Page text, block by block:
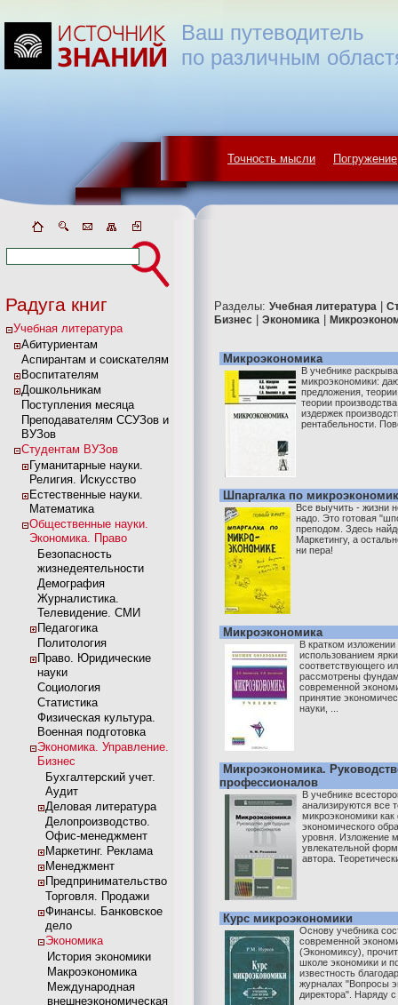
Точность мысли Погружение
Ваш путеводитель
по различным
Радуга книг
Учебная литература
Абитуриентам
Аспирантам и соискателям
Воспитателям
Дошкольникам
Поступления месяца
Преподавателям ССУЗов и
ВУЗов
Студентам ВУЗов
Гуманитарные науки.
Религия. Искусство
Естественные науки.
Математика
Общественные науки.
Экономика. Право
Безопасность
жизнедеятельности
Демография
Журналистика.
Телевидение. СМИ
Педагогика
Политология
Право. Юридические
науки
Социология
Статистика
Физическая культура.
Военная подготовка
Экономика. Управление.
Бизнес
Бухгалтерский учет.
Аудит
Деловая литература
Делопроизводство.
Офис-менеджмент
Маркетинг. Реклама
Менеджмент
Предпринимательство
Торговля. Продажи
Финансы. Банковское
дело
Экономика
История экономики
Макроэкономика
Международная
внешнеэкономическая
Разделы: Учебная литература
Бизнес
Экономика
Микроэкономика
В учебнике
микроэкономики:
предложения,
теории
издержек
рентабельности.
Шпаргалка по
Все выучить - жизни
надо. Это готовая
преподом. Здесь
Маркетингу, а
ни пера!
Микроэкономика
В кратком
использованием
соответствующего
рассмотрены
современной
принятие
науки, ...
Микроэкономика.
профессионалов
В учебнике
анализируются все
микроэкономики
экономического
уровня. Изложение
увлекательной
автора.
Курс микроэкономики
Основу учебника
современной
(Экономиксу),
школе экономики и
известность
журналах "Вопросы
директора". Наряду с